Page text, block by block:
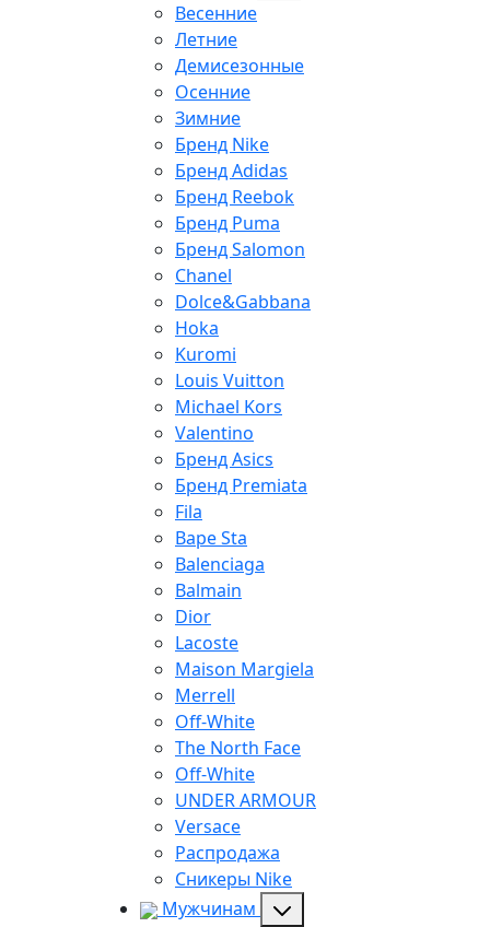
Весенние
Летние
Демисезонные
Осенние
Зимние
Бренд Nike
Бренд Adidas
Бренд Reebok
Бренд Puma
Бренд Salomon
Chanel
Dolce&Gabbana
Hoka
Kuromi
Louis Vuitton
Michael Kors
Valentino
Бренд Asics
Бренд Premiata
Fila
Bape Sta
Balenciaga
Balmain
Dior
Lacoste
Maison Margiela
Merrell
Off-White
The North Face
Off-White
UNDER ARMOUR
Versace
Распродажа
Сникеры Nike
Мужчинам